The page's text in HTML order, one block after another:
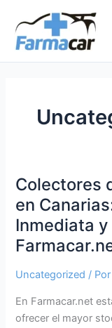
contenido
Colectores
en
Inmediata
Uncategorized / Por
En Farmacar.net
ofrecer el mayor